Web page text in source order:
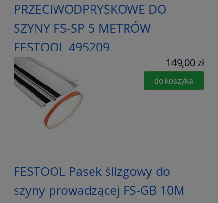
PRZECIWODPRYSKOWE DO
SZYNY FS-SP 5 METRÓW
FESTOOL 495209
149,00 zł
do koszyka
FESTOOL Pasek ślizgowy do
szyny prowadzącej FS-GB 10M